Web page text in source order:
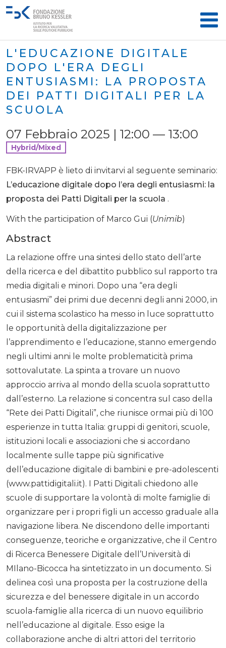
L'EDUCAZIONE DIGITALE
DOPO L'ERA DEGLI
ENTUSIASMI: LA PROPOSTA
DEI PATTI DIGITALI PER LA
SCUOLA
07 Febbraio 2025 | 12:00 — 13:00
Hybrid/Mixed
FBK-IRVAPP è lieto di invitarvi al seguente seminario:
L’educazione digitale dopo l’era degli entusiasmi: la
proposta dei Patti Digitali per la scuola .
With the participation of Marco Gui (Unimib)
Abstract
La relazione offre una sintesi dello stato dell’arte
della ricerca e del dibattito pubblico sul rapporto tra
media digitali e minori. Dopo una “era degli
entusiasmi” dei primi due decenni degli anni 2000, in
cui il sistema scolastico ha messo in luce soprattutto
le opportunità della digitalizzazione per
l’apprendimento e l’educazione, stanno emergendo
negli ultimi anni le molte problematicità prima
sottovalutate. La spinta a trovare un nuovo
approccio arriva al mondo della scuola soprattutto
dall’esterno. La relazione si concentra sul caso della
“Rete dei Patti Digitali”, che riunisce ormai più di 100
esperienze in tutta Italia: gruppi di genitori, scuole,
istituzioni locali e associazioni che si accordano
localmente sulle tappe più significative
dell’educazione digitale di bambini e pre-adolescenti
(www.pattidigitali.it). I Patti Digitali chiedono alle
scuole di supportare la volontà di molte famiglie di
organizzare per i propri figli un accesso graduale alla
navigazione libera. Ne discendono delle importanti
conseguenze, teoriche e organizzative, che il Centro
di Ricerca Benessere Digitale dell’Università di
MIlano-Bicocca ha sintetizzato in un documento. Si
delinea così una proposta per la costruzione della
sicurezza e del benessere digitale in un accordo
scuola-famiglie alla ricerca di un nuovo equilibrio
nell’educazione al digitale. Esso esige la
collaborazione anche di altri attori del territorio